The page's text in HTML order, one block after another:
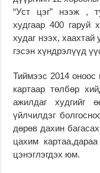
“Уст цэг” нээж ,
худгаар 400 гаруй
худаг нээх,
гэсэн хүндрэлүүд
Тиймээс 2014 оноос
картаар төлбөр
ажилдаг худгийг
үйлчилдэг
дөрөв дахин
цахим
цэнэглэгдэх юм.